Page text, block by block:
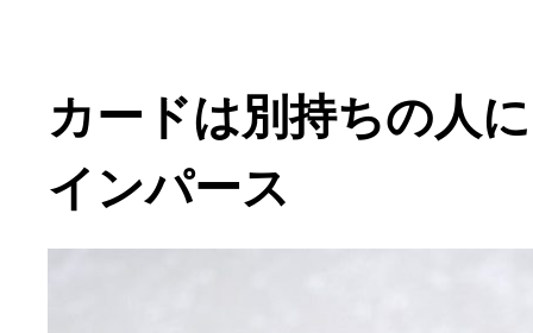
カードは別持ちの人
インパース